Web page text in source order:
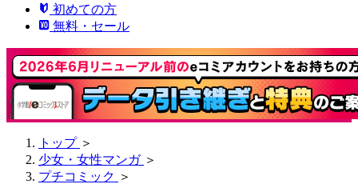
初めての方
無料・セール
トップ ＞
少女・女性マンガ ＞
プチコミック ＞